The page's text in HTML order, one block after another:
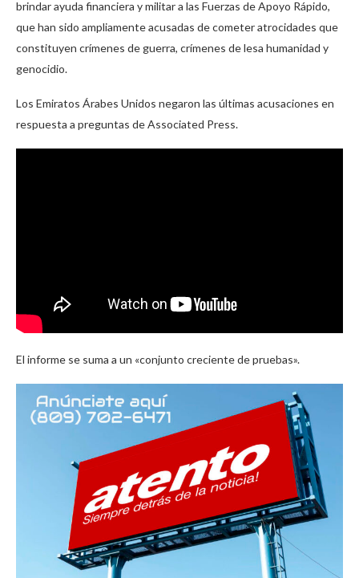
brindar ayuda financiera y militar a las Fuerzas de Apoyo Rápido,
que han sido ampliamente acusadas de cometer atrocidades que
constituyen crímenes de guerra, crímenes de lesa humanidad y
genocidio.
Los Emiratos Árabes Unidos negaron las últimas acusaciones en
respuesta a preguntas de Associated Press.
El informe se suma a un «conjunto creciente de pruebas».